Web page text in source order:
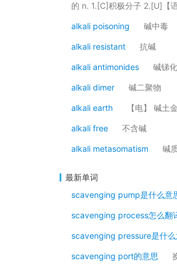
的 n. 1.[C]积极分子 2.[U]【
alkali poisoning 碱中毒
alkali resistant 抗碱
alkali antimonides 碱锑
alkali dimer 碱二聚物
alkali earth 【电】 碱土
alkali free 不含碱
alkali metasomatism 碱
最新单词
scavenging pump是什么意
scavenging process怎么翻
scavenging pressure是什么
scavenging port的意思